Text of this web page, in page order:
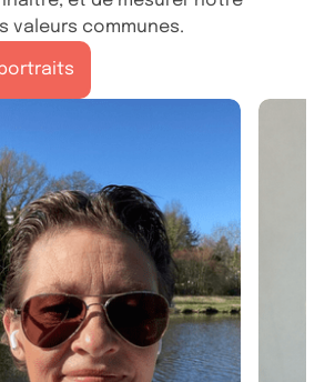
valeurs communes.